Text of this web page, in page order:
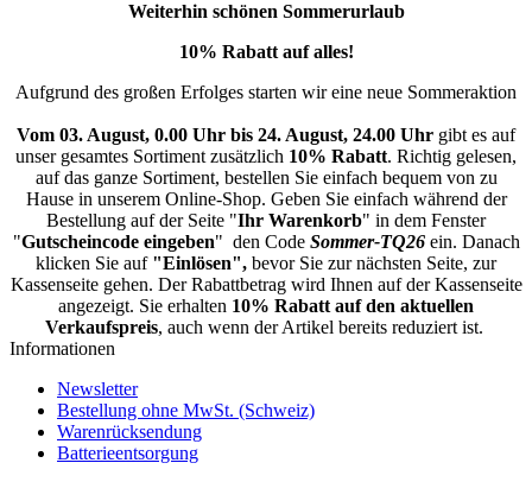
Weiterhin schönen Sommerurlaub
10% Rabatt auf alles!
Aufgrund des großen Erfolges starten wir eine neue Sommeraktion
Vom 03. August, 0.00 Uhr bis 24. August, 24.00 Uhr gibt es auf
unser gesamtes Sortiment zusätzlich 10% Rabatt. Richtig gelesen,
auf das ganze Sortiment, bestellen Sie einfach bequem von zu
Hause in unserem Online-Shop. Geben Sie einfach während der
Bestellung auf der Seite "Ihr Warenkorb" in dem Fenster
"Gutscheincode eingeben" den Code Sommer-TQ26 ein. Danach
klicken Sie auf "Einlösen", bevor Sie zur nächsten Seite, zur
Kassenseite gehen. Der Rabattbetrag wird Ihnen auf der Kassenseite
angezeigt. Sie erhalten 10% Rabatt auf den aktuellen
Verkaufspreis, auch wenn der Artikel bereits reduziert ist.
Informationen
Newsletter
Bestellung ohne MwSt. (Schweiz)
Warenrücksendung
Batterieentsorgung